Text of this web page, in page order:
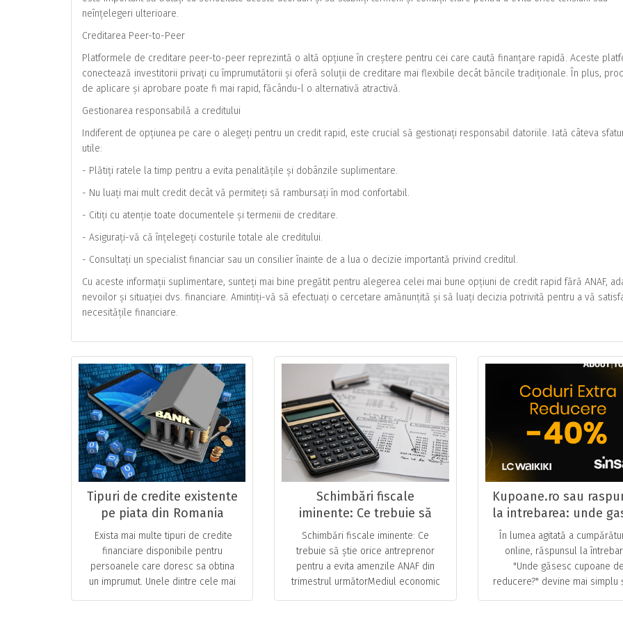
neînțelegeri ulterioare.
Creditarea Peer-to-Peer
Platformele de creditare peer-to-peer reprezintă o altă opțiune în creștere pentru cei care caută finanțare rapidă. Aceste
conectează investitorii privați cu împrumutătorii și oferă soluții de creditare mai flexibile decât băncile tradiționale. În plus,
de aplicare și aprobare poate fi mai rapid, făcându-l o alternativă atractivă.
Gestionarea responsabilă a creditului
Indiferent de opțiunea pe care o alegeți pentru un credit rapid, este crucial să gestionați responsabil datoriile. Iată câteva
utile:
- Plătiți ratele la timp pentru a evita penalitățile și dobânzile suplimentare.
- Nu luați mai mult credit decât vă permiteți să rambursați în mod confortabil.
- Citiți cu atenție toate documentele și termenii de creditare.
- Asigurați-vă că înțelegeți costurile totale ale creditului.
- Consultați un specialist financiar sau un consilier înainte de a lua o decizie importantă privind creditul.
Cu aceste informații suplimentare, sunteți mai bine pregătit pentru alegerea celei mai bune opțiuni de credit rapid fără ANAF,
nevoilor și situației dvs. financiare. Amintiți-vă să efectuați o cercetare amănunțită și să luați decizia potrivită pentru a vă
necesitățile financiare.
Tipuri de credite existente
pe piata din Romania
Exista mai multe tipuri de credite
financiare disponibile pentru
persoanele care doresc sa obtina
un imprumut. Unele dintre cele mai
Schimbări fiscale
iminente: Ce trebuie să
știe orice antreprenor
pentru a evita amenzile
ANAF din trimestrul
următor
Schimbări fiscale iminente: Ce
trebuie să știe orice antreprenor
pentru a evita amenzile ANAF din
trimestrul următorMediul economic
Kupoane.ro sau
la intrebarea: unde
cupoane de
În lumea agitată a
online, răspunsul la
"Unde găsesc cupoane de
reducere?" devine mai simplu